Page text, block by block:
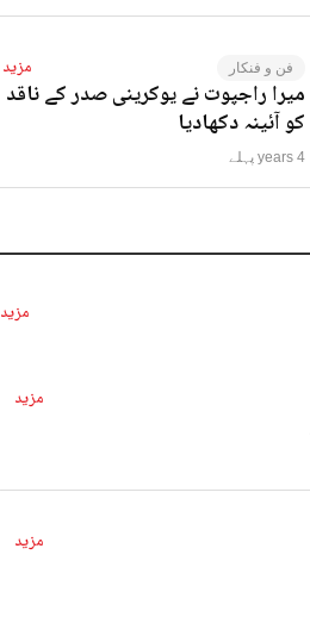
فن و فنکار مزید
میرا راجپوت نے یوکرینی صدر کے ناقد
کو آئینہ دکھادیا
4 years پہلے
مزید
مزید
مزید